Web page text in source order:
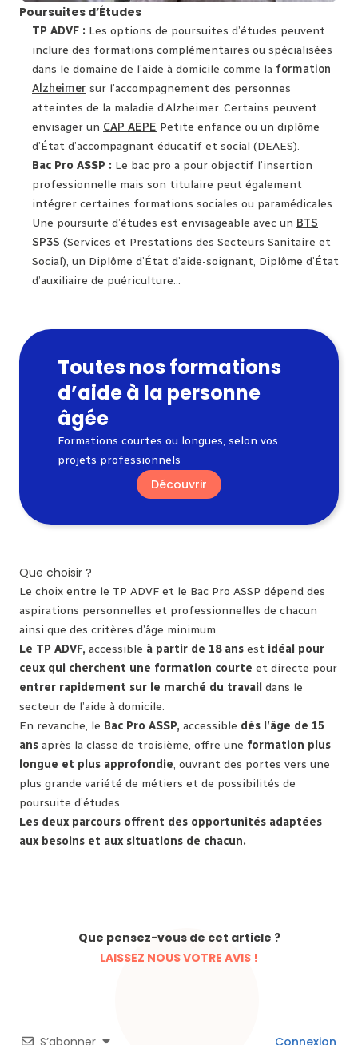
Poursuites d’Études
TP ADVF : Les options de poursuites d’études peuvent
inclure des formations complémentaires ou spécialisées
dans le domaine de l’aide à domicile comme la formation
Alzheimer sur l’accompagnement des personnes
atteintes de la maladie d’Alzheimer. Certains peuvent
envisager un CAP AEPE Petite enfance ou un diplôme
d’État d’accompagnant éducatif et social (DEAES).
Bac Pro ASSP : Le bac pro a pour objectif l’insertion
professionnelle mais son titulaire peut également
intégrer certaines formations sociales ou paramédicales.
Une poursuite d’études est envisageable avec un BTS
SP3S (Services et Prestations des Secteurs Sanitaire et
Social), un Diplôme d’État d’aide-soignant, Diplôme d’État
d’auxiliaire de puériculture…
Toutes nos formations
d’aide à la personne
âgée
Formations courtes ou longues, selon vos
projets professionnels
Découvrir
Que choisir ?
Le choix entre le TP ADVF et le Bac Pro ASSP dépend des
aspirations personnelles et professionnelles de chacun
ainsi que des critères d’âge minimum.
Le TP ADVF, accessible à partir de 18 ans est idéal pour
ceux qui cherchent une formation courte et directe pour
entrer rapidement sur le marché du travail dans le
secteur de l’aide à domicile.
En revanche, le Bac Pro ASSP, accessible dès l’âge de 15
ans après la classe de troisième, offre une formation plus
longue et plus approfondie, ouvrant des portes vers une
plus grande variété de métiers et de possibilités de
poursuite d’études.
Les deux parcours offrent des opportunités adaptées
aux besoins et aux situations de chacun.
Que pensez-vous de cet article ?
LAISSEZ NOUS VOTRE AVIS !
S’abonner Connexion